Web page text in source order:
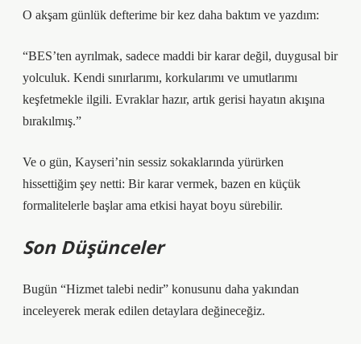
O akşam günlük defterime bir kez daha baktım ve yazdım:
“BES’ten ayrılmak, sadece maddi bir karar değil, duygusal bir
yolculuk. Kendi sınırlarımı, korkularımı ve umutlarımı
keşfetmekle ilgili. Evraklar hazır, artık gerisi hayatın akışına
bırakılmış.”
Ve o gün, Kayseri’nin sessiz sokaklarında yürürken
hissettiğim şey netti: Bir karar vermek, bazen en küçük
formalitelerle başlar ama etkisi hayat boyu sürebilir.
Son Düşünceler
Bugün “Hizmet talebi nedir” konusunu daha yakından
inceleyerek merak edilen detaylara değineceğiz.